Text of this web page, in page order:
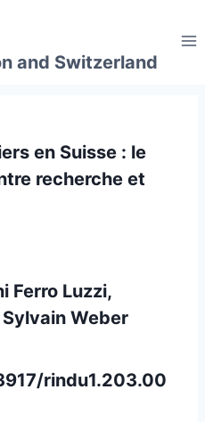
and Switzerland
en Suisse : le
recherche et
Ferro Luzzi,
Weber
rindu1.203.00